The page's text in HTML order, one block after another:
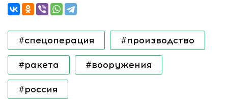
#спецоперация #производство
#ракета #вооружения
#россия